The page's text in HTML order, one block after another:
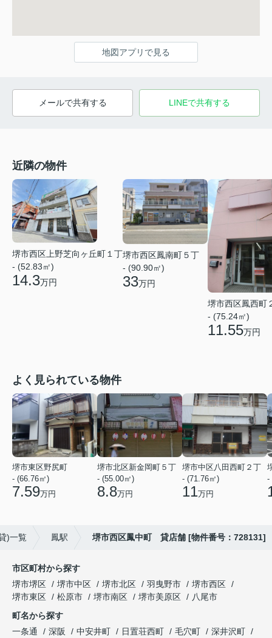
地図アプリで見る
メールで共有する LINEで共有する
近隣の物件
堺市西区上野芝向ヶ丘町１丁
- (52.83㎡)
14.3万円
堺市西区鳳南町５丁
- (90.90㎡)
33万円
堺市西区鳳西町
- (75.24㎡)
11.55万円
よく見られている物件
堺市東区野尻町
- (66.76㎡)
7.59万円
堺市北区新金岡町５丁
- (55.00㎡)
8.8万円
堺市中区八田西町２丁
- (71.76㎡)
11万円
-
)一覧 鳳駅 堺市西区鳳中町 貸店舗 [物件番号：728131]
市区町村から探す
堺市堺区
堺市中区 堺市北区 羽曳野市
堺市西区
堺市東区
松原市 堺市南区 堺市美原区
八尾市
町名から探す
一条通
深阪 中安井町 日置荘西町 毛穴町
深井沢町